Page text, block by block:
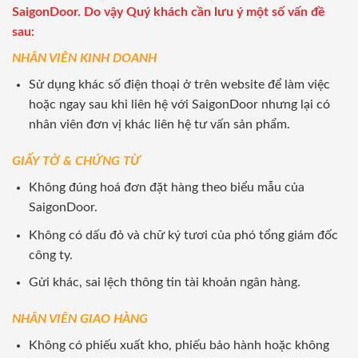
SaigonDoor. Do vậy Quý khách cần lưu ý một số vấn đề
sau:
NHÂN VIÊN KINH DOANH
Sử dụng khác số điện thoại ở trên website để làm việc
hoặc ngay sau khi liên hệ với SaigonDoor nhưng lại có
nhân viên đơn vị khác liên hệ tư vấn sản phẩm.
GIẤY TỜ & CHỨNG TỪ
Không đúng hoá đơn đặt hàng theo biểu mẫu của
SaigonDoor.
Không có dấu đỏ và chữ ký tươi của phó tổng giám đốc
công ty.
Gửi khác, sai lệch thông tin tài khoản ngân hàng.
NHÂN VIÊN GIAO HÀNG
Không có phiếu xuất kho, phiếu bảo hành hoặc không